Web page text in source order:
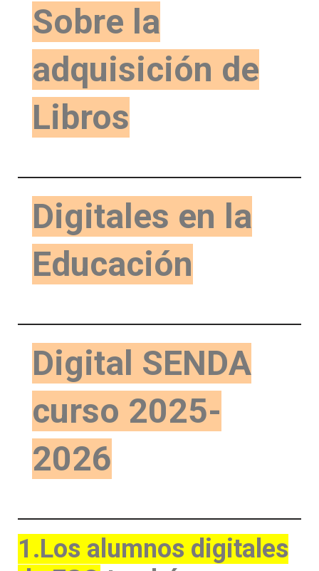
Sobre la
adquisición de
Libros
Digitales en la
Educación
Digital SENDA
curso 2025-
2026
1.Los alumnos digitales